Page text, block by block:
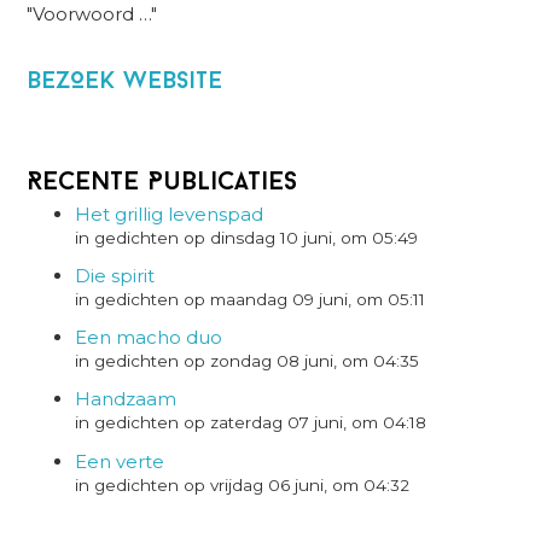
"Voorwoord …"
BezOek website
Recente Publicaties
Het grillig levenspad
in gedichten op dinsdag 10 juni, om 05:49
Die spirit
in gedichten op maandag 09 juni, om 05:11
Een macho duo
in gedichten op zondag 08 juni, om 04:35
Handzaam
in gedichten op zaterdag 07 juni, om 04:18
Een verte
in gedichten op vrijdag 06 juni, om 04:32